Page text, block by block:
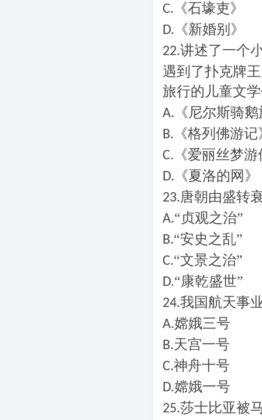
C. 《石壕吏》
D. 《新婚别》
22.讲述了一个
遇到了扑克牌
旅行的儿童文
A. 《尼尔斯骑
B. 《格列佛游记
C. 《爱丽丝梦
D. 《夏洛的网》
23.唐朝由盛转
A.“贞观之治”
B.“安史之乱”
C.“文景之治”
D.“康乾盛世”
24.我国航天事
A.嫦娥三号
B.天宫一号
C.神舟十号
D.嫦娥一号
25.莎士比亚被